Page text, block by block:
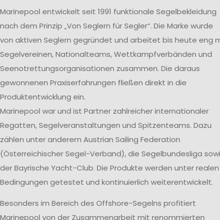
Marinepool entwickelt seit 1991 funktionale Segelbekleidung
nach dem Prinzip „Von Seglern für Segler“. Die Marke wurde
von aktiven Seglern gegründet und arbeitet bis heute eng
Segelvereinen, Nationalteams, Wettkampfverbänden und
Seenotrettungsorganisationen zusammen. Die daraus
gewonnenen Praxiserfahrungen fließen direkt in die
Produktentwicklung ein.
Marinepool war und ist Partner zahlreicher internationaler
Regatten, Segelveranstaltungen und Spitzenteams. Dazu
zählen unter anderem Austrian Sailing Federation
(Österreichischer Segel-Verband), die Segelbundesliga
der Bayrische Yacht-Club. Die Produkte werden unter realen
Bedingungen getestet und kontinuierlich weiterentwickelt.
Besonders im Bereich des Offshore-Segelns profitiert
Marinepool von der Zusammenarbeit mit renommierten